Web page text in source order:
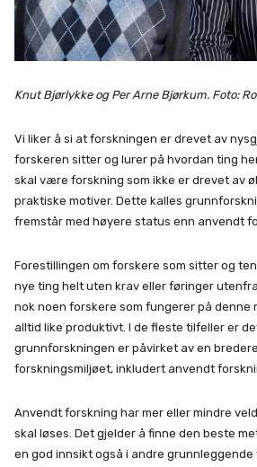
Knut Bjørlykke og Per Arne Bjørkum. Foto:
Vi liker å si at forskningen er drevet av
forskeren sitter og lurer på hvordan ting
skal være forskning som ikke er drevet av
praktiske motiver. Dette kalles
fremstår med høyere status enn anvendt
Forestillingen om forskere som sitter og
nye ting helt uten krav eller føringer
nok noen forskere som fungerer på denne
alltid like produktivt. I de fleste tilfeller er
grunnforskningen er påvirket av en
forskningsmiljøet, inkludert anvendt
Anvendt forskning har mer eller mindre
skal løses. Det gjelder å finne den beste
en god innsikt også i andre